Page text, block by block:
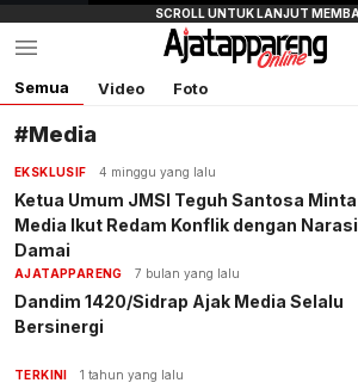
Semua Video Foto
#Media
EKSKLUSIF 4 minggu yang lalu
Ketua Umum JMSI Teguh Santosa Minta
Media Ikut Redam Konflik dengan Narasi
Damai
AJATAPPARENG 7 bulan yang lalu
Dandim 1420/Sidrap Ajak Media Selalu
Bersinergi
TERKINI 1 tahun yang lalu